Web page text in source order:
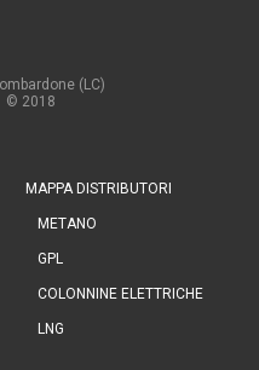
(LC)
© 2018
MAPPA DISTRIBUTORI
METANO
GPL
COLONNINE ELETTRICHE
LNG